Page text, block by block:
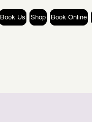
Book Us Shop Book Online